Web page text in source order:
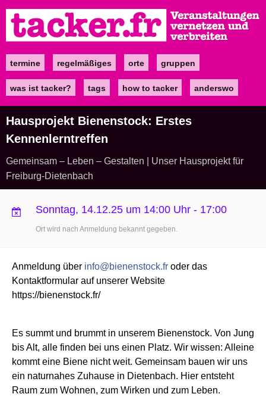
zum
Inhalt
Maintermine regelmäßiges orte gruppen
was ist tacker? tags how to tacker anderswo
Hausprojekt Bienenstock: Erstes
Kennenlerntreffen
Gemeinsam – Leben – Gestalten | Unser Hausprojekt für
Freiburg-Dietenbach
Sonntag, 14.12.25 um 14:00 Uhr - 17:00
Ort wird nach Anmeldung bekannt gegeben.
Anmeldung über info@bienenstock.fr oder das
Kontaktformular auf unserer Website
https://bienenstock.fr/
Es summt und brummt in unserem Bienenstock. Von Jung
bis Alt, alle finden bei uns einen Platz. Wir wissen: Alleine
kommt eine Biene nicht weit. Gemeinsam bauen wir uns
ein naturnahes Zuhause in Dietenbach. Hier entsteht
Raum zum Wohnen, zum Wirken und zum Leben.